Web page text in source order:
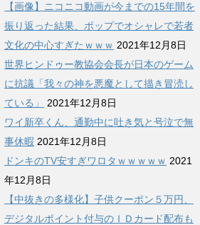
【画像】ニコニコ動画が今までの15年間を
振り返った結果、ポップでオシャレで若者
文化の中心すぎたｗｗｗ 2021年12月8日
世界ヒンドゥー教協会会長が日本のゲーム
に抗議「我々の神を悪魔として描き冒涜し
ている」
2021年12月8日
ワイ新卒くん、通勤中に吐き気と号泣で無
事休暇 2021年12月8日
ドンキのTV安すぎワロタｗｗｗｗｗ 2021
年12月8日
【中抜きの多様化】子供クーポン５万円、
デジタルポイント付与のＩＤカード配布も